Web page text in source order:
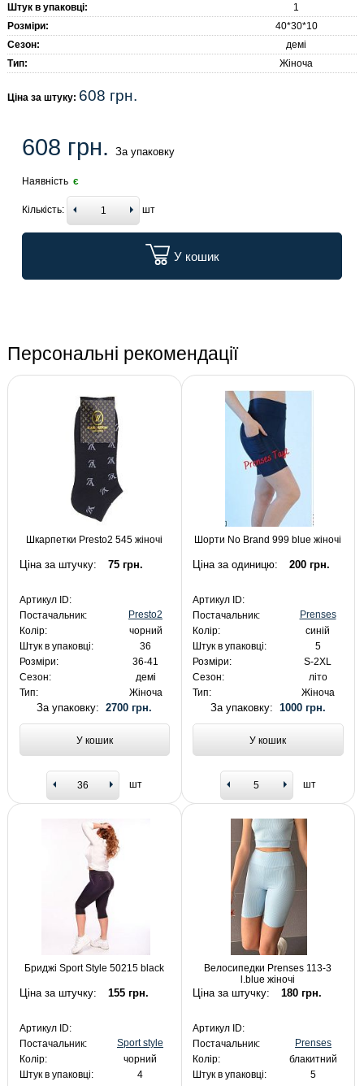
Штук в упаковці:
1
Розміри:
40*30*10
Сезон:
демі
Тип:
Жіноча
Ціна за штуку: 608 грн.
608 грн. За упаковку
Наявність є
Кількість: шт
У кошик
Персональні рекомендації
Шкарпетки Presto2 545 жіночі
Ціна за штучку: 75 грн.
Артикул ID:
Постачальник:
Presto2
Колір:
чорний
Штук в упаковці:
36
Розміри:
36-41
Сезон:
демі
Тип:
Жіноча
За упаковку:2700 грн.
У кошик
шт
Шорти No Brand 999 blue жіночі
Ціна за одиницю: 200 грн.
Артикул ID:
Постачальник:
Prenses
Колір:
синій
Штук в упаковці:
5
Розміри:
S-2XL
Сезон:
літо
Тип:
Жіноча
За упаковку: 1000 грн.
У кошик
шт
Бриджі Sport Style 50215 black
Ціна за штучку: 155 грн.
Артикул ID:
Постачальник:
Sport style
Колір:
чорний
Штук в упаковці:
4
Велосипедки Prenses 113-3
l.blue жіночі
Ціна за штучку: 180 грн.
Артикул ID:
Постачальник:
Prenses
Колір:
блакитний
Штук в упаковці:
5